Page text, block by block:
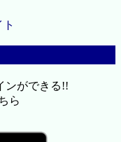
ンができる!!
ら